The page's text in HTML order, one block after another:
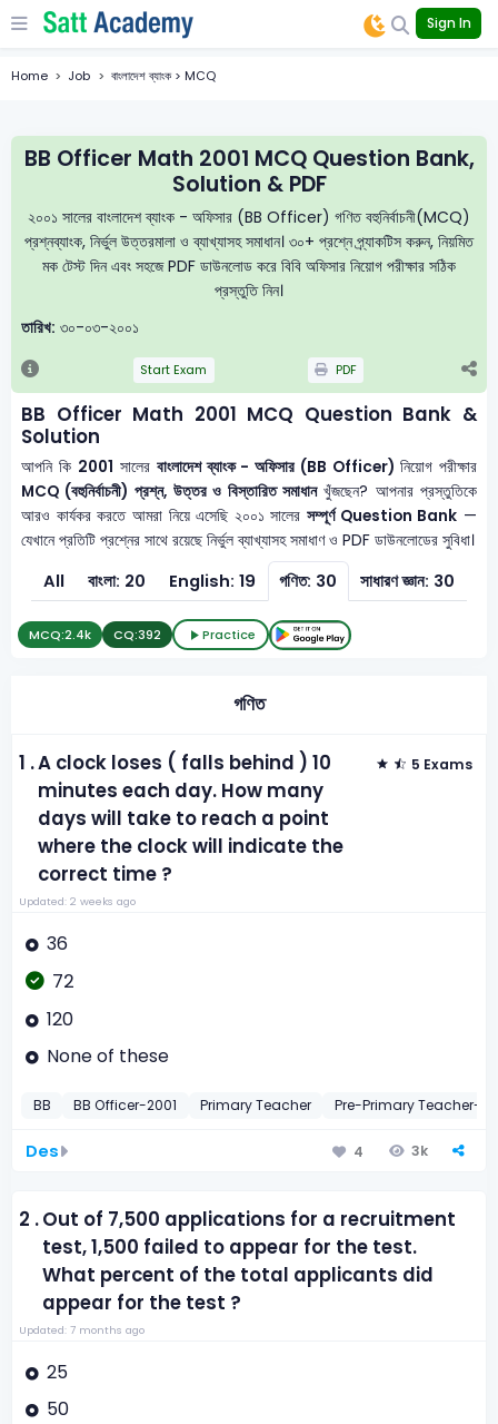
Sign In
Home Job বাংলাদেশ ব্যাংক > MCQ
BB Officer Math 2001 MCQ Question Bank,
Solution & PDF
২০০১ সালের বাংলাদেশ ব্যাংক - অফিসার (BB Officer) গণিত বহুনির্বাচনী(MCQ)
প্রশ্নব্যাংক, নির্ভুল উত্তরমালা ও ব্যাখ্যাসহ সমাধান। ৩০+ প্রশ্নে প্র্যাকটিস করুন, নিয়মিত
মক টেস্ট দিন এবং সহজে PDF ডাউনলোড করে বিবি অফিসার নিয়োগ পরীক্ষার সঠিক
প্রস্তুতি নিন।
তারিখ: ৩০-০৩-২০০১
Start Exam PDF
BB Officer Math 2001 MCQ Question Bank &
Solution
আপনি কি 2001 সালের বাংলাদেশ ব্যাংক - অফিসার (BB Officer) নিয়োগ পরীক্ষার
MCQ (বহুনির্বাচনী) প্রশ্ন, উত্তর ও বিস্তারিত সমাধানখুঁজছেন? আপনার প্রস্তুতিকে
আরও কার্যকর করতে আমরা নিয়ে এসেছি ২০০১ সালেরসম্পূর্ণ Question Bank —
যেখানে প্রতিটি প্রশ্নের সাথে রয়েছে নির্ভুল ব্যাখ্যাসহ সমাধাণ ও PDF ডাউনলোডের সুবিধা।
All বাংলা: 20 English: 19 গণিত: 30 সাধারণ জ্ঞান: 30
MCQ:2.4k CQ:392 Practice
গণিত
1 .A clock loses ( falls behind ) 10
minutes each day. How many
days will take to reach a point
where the clock will indicate the
correct time ?
5 Exams
Updated: 2 weeks ago
36
72
120
None of these
BB BB Officer-2001 Primary Teacher Pre-Primary Teacher-
Des 4 3k
2 .Out of 7,500 applications for a recruitment
test, 1,500 failed to appear for the test.
What percent of the total applicants did
appear for the test ?
Updated: 7 months ago
25
50